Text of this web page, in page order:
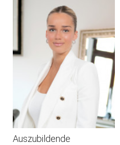
Auszubildende